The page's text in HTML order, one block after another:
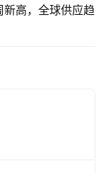
高，全球供应趋